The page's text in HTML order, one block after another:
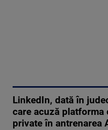
LinkedIn, dată în
care acuză platforma
private în antrenarea